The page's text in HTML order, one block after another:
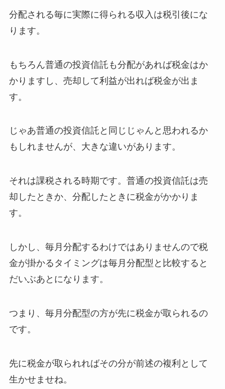
分配される毎に実際に得られる収入は税引後にな
ります。
もちろん普通の投資信託も分配があれば税金はか
かりますし、売却して利益が出れば税金が出ま
す。
じゃあ普通の投資信託と同じじゃんと思われるか
もしれませんが、大きな違いがあります。
それは課税される時期です。普通の投資信託は売
却したときか、分配したときに税金がかかりま
す。
しかし、毎月分配するわけではありませんので税
金が掛かるタイミングは毎月分配型と比較すると
だいぶあとになります。
つまり、毎月分配型の方が先に税金が取られるの
です。
先に税金が取られればその分が前述の複利として
生かせませね。